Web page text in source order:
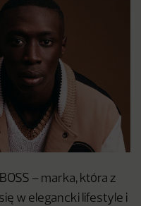
– marka, która z
w elegancki lifestyle i